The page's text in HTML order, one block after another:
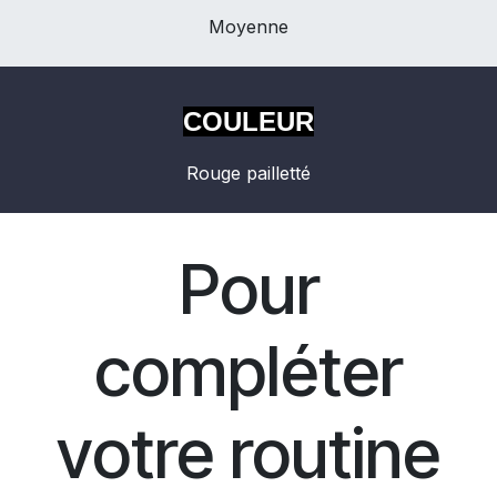
Moyenne
COULEUR
Rouge pailletté
Pour
compléter
votre routine